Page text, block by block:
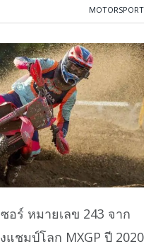
MOTORSPORT
อร์ หมายเลข 243 จาก
ชมป์โลก MXGP ปี 2020